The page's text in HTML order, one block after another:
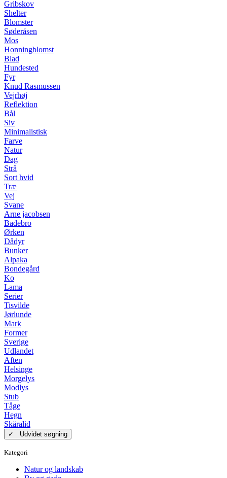
Gribskov
Shelter
Blomster
Søderåsen
Mos
Honningblomst
Blad
Hundested
Fyr
Knud Rasmussen
Vejrhøj
Reflektion
Bål
Siv
Minimalistisk
Farve
Natur
Dag
Strå
Sort hvid
Træ
Vej
Svane
Arne jacobsen
Badebro
Ørken
Dådyr
Bunker
Alpaka
Bondegård
Ko
Lama
Serier
Tisvilde
Jørlunde
Mark
Former
Sverige
Udlandet
Aften
Helsinge
Morgelys
Modlys
Stub
Tåge
Hegn
Skäralid
✓ Udvidet søgning
Kategori
Natur og landskab